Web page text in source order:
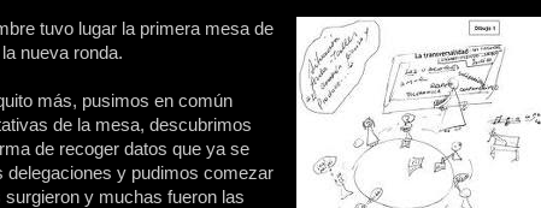
tuvo lugar la primera mesa de
nueva ronda.
más, pusimos en común
de la mesa, descubrimos
de recoger datos que ya se
delegaciones y pudimos comezar
y muchas fueron las